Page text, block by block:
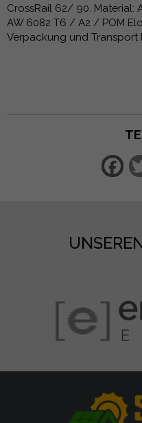
CrossRail 62/ 90. Material:
AW 6082 T6 / A2 / POM
Verpackung und Transport